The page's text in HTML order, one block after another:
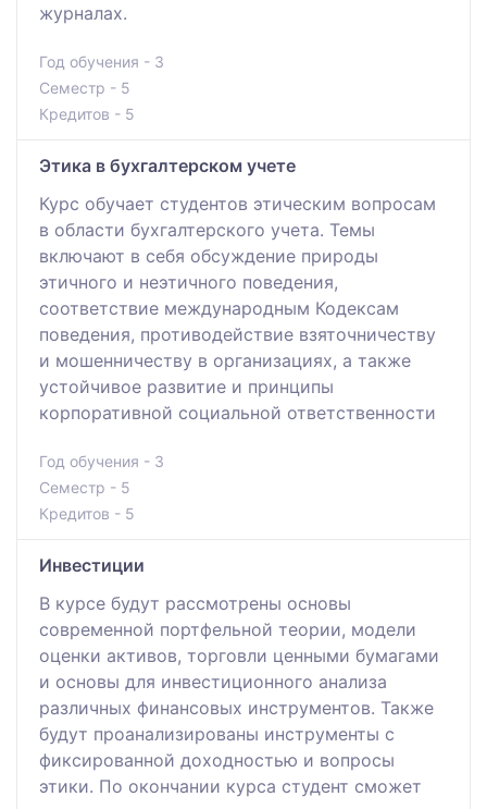
журналах.
Год обучения - 3
Семестр - 5
Кредитов - 5
Этика в бухгалтерском учете
Курс обучает студентов этическим вопросам
в области бухгалтерского учета. Темы
включают в себя обсуждение природы
этичного и неэтичного поведения,
соответствие международным Кодексам
поведения, противодействие взяточничеству
и мошенничеству в организациях, а также
устойчивое развитие и принципы
корпоративной социальной ответственности
Год обучения - 3
Семестр - 5
Кредитов - 5
Инвестиции
В курсе будут рассмотрены основы
современной портфельной теории, модели
оценки активов, торговли ценными бумагами
и основы для инвестиционного анализа
различных финансовых инструментов. Также
будут проанализированы инструменты с
фиксированной доходностью и вопросы
этики. По окончании курса студент сможет